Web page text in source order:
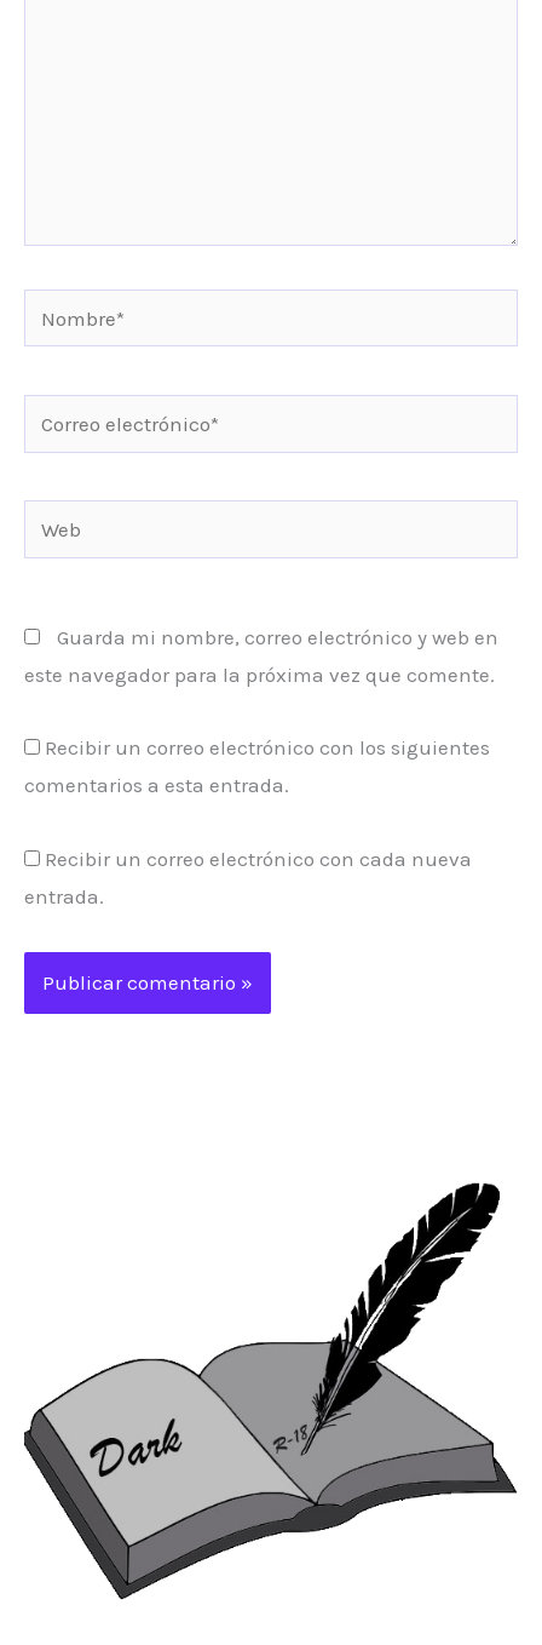
electrónico*
Guarda mi nombre, correo electrónico y web en
este navegador para la próxima vez que comente.
Recibir un correo electrónico con los siguientes
comentarios a esta entrada.
Recibir un correo electrónico con cada nueva
entrada.